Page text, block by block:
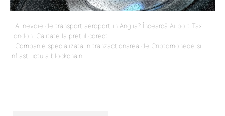
- Ai nevoie de transport aeroport in Anglia? Încearcă Airport Taxi
London . Calitate la prețul corect.
- Companie specializata in tranzactionarea de Criptomonede si
infrastructura blockchain.